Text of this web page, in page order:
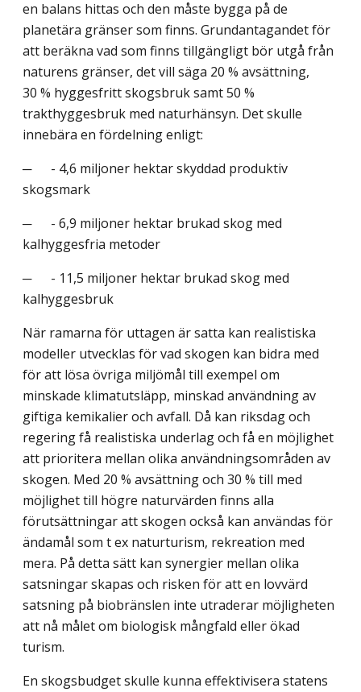
en balans hittas och den måste bygga på de
planetära gränser som finns. Grundantagandet för
att beräkna vad som finns tillgängligt bör utgå från
naturens gränser, det vill säga 20 % avsättning,
30 % hyggesfritt skogsbruk samt 50 %
trakthyggesbruk med naturhänsyn. Det skulle
innebära en fördelning enligt:
─ - 4,6 miljoner hektar skyddad produktiv
skogsmark
─ - 6,9 miljoner hektar brukad skog med
kalhyggesfria metoder
─ - 11,5 miljoner hektar brukad skog med
kalhyggesbruk
När ramarna för uttagen är satta kan realistiska
modeller utvecklas för vad skogen kan bidra med
för att lösa övriga miljömål till exempel om
minskade klimatutsläpp, minskad användning av
giftiga kemikalier och avfall. Då kan riksdag och
regering få realistiska underlag och få en möjlighet
att prioritera mellan olika användningsområden av
skogen. Med 20 % avsättning och 30 % till med
möjlighet till högre naturvärden finns alla
förutsättningar att skogen också kan användas för
ändamål som t ex naturturism, rekreation med
mera. På detta sätt kan synergier mellan olika
satsningar skapas och risken för att en lovvärd
satsning på biobränslen inte utraderar möjligheten
att nå målet om biologisk mångfald eller ökad
turism.
En skogsbudget skulle kunna effektivisera statens